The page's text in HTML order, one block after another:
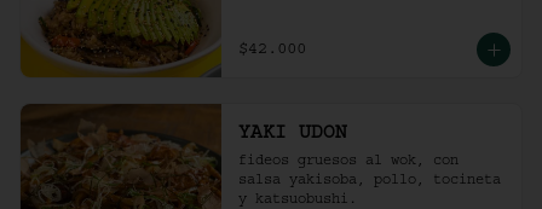
$42.000
YAKI UDON
fideos gruesos al wok, con
salsa yakisoba, pollo, tocineta
y katsuobushi.